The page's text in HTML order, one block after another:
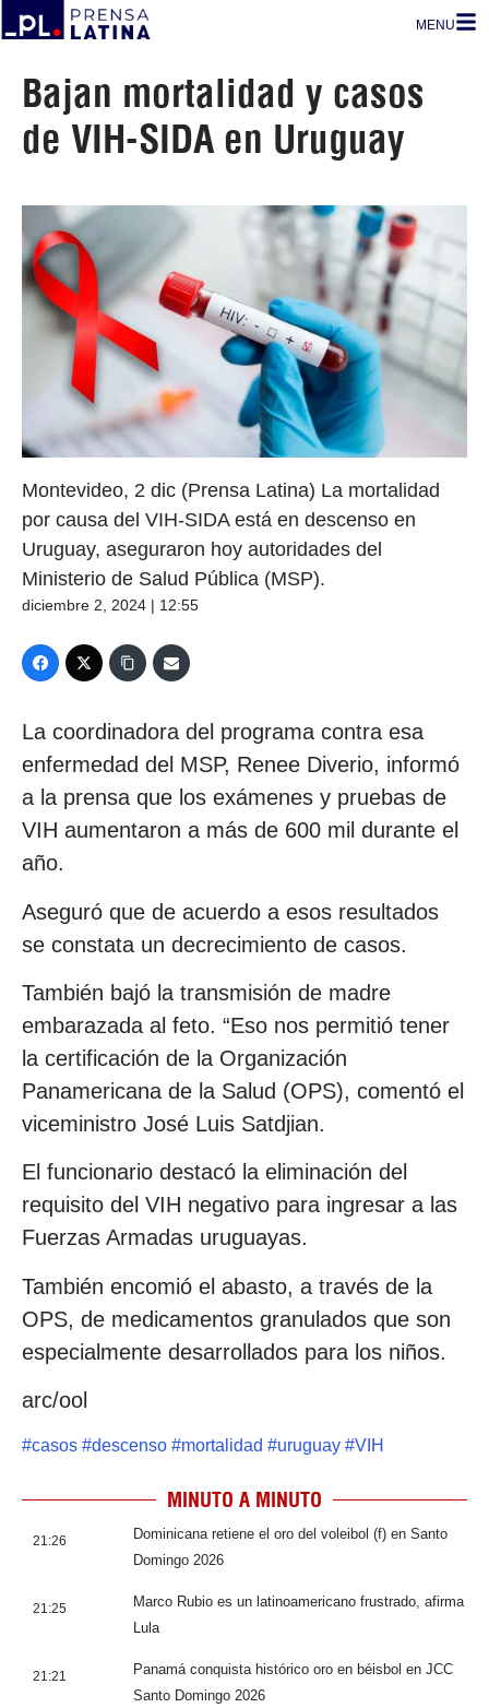
MENU
Bajan mortalidad y casos
de VIH-SIDA en Uruguay
Montevideo, 2 dic (Prensa Latina) La mortalidad
por causa del VIH-SIDA está en descenso en
Uruguay, aseguraron hoy autoridades del
Ministerio de Salud Pública (MSP).
diciembre 2, 2024 | 12:55
La coordinadora del programa contra esa
enfermedad del MSP, Renee Diverio, informó
a la prensa que los exámenes y pruebas de
VIH aumentaron a más de 600 mil durante el
año.
Aseguró que de acuerdo a esos resultados
se constata un decrecimiento de casos.
También bajó la transmisión de madre
embarazada al feto. “Eso nos permitió tener
la certificación de la Organización
Panamericana de la Salud (OPS), comentó el
viceministro José Luis Satdjian.
El funcionario destacó la eliminación del
requisito del VIH negativo para ingresar a las
Fuerzas Armadas uruguayas.
También encomió el abasto, a través de la
OPS, de medicamentos granulados que son
especialmente desarrollados para los niños.
arc/ool
#casos #descenso #mortalidad #uruguay #VIH
MINUTO A MINUTO
21:26
Dominicana retiene el oro del voleibol (f) en Santo
Domingo 2026
21:25
Marco Rubio es un latinoamericano frustrado, afirma
Lula
21:21
Panamá conquista histórico oro en béisbol en JCC
Santo Domingo 2026